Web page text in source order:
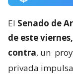
El Senado de
de este
contra, un
privada